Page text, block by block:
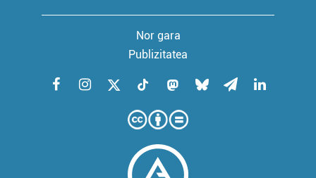
Nor gara
Publizitatea